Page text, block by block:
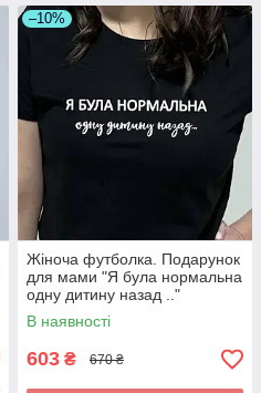
–10%
Жіноча футболка. Подарунок
для мами "Я була нормальна
одну дитину назад .."
В наявності
603 ₴ 670 ₴